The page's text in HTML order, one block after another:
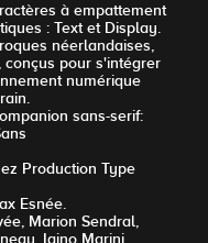
à empattement
: Text et Display.
néerlandaises,
conçus pour s'intégrer
numérique
sans-serif:
Production Type
Esnée.
Marion Sendral,
Igino Marini.